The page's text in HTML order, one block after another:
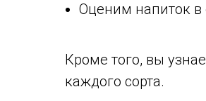
Оценим напиток в
Кроме того, вы
каждого сорта.